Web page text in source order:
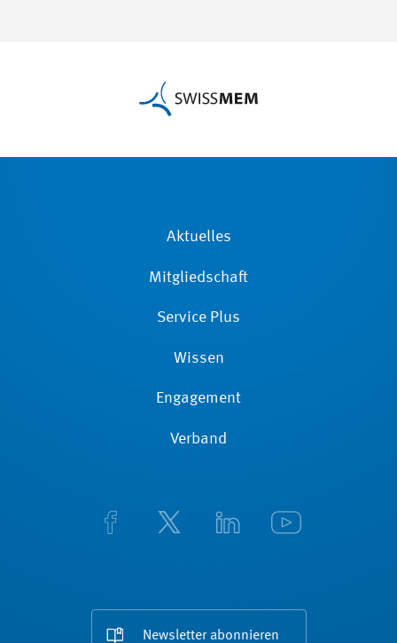
Aktuelles
Mitgliedschaft
Service Plus
Wissen
Engagement
Verband
Newsletter abonnieren